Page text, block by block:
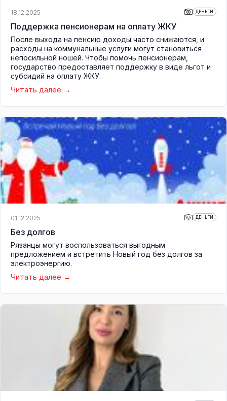
18.12.2025 ДЕНЬГИ
Поддержка пенсионерам на оплату ЖКУ
После выхода на пенсию доходы часто снижаются, и
расходы на коммунальные услуги могут становиться
непосильной ношей. Чтобы помочь пенсионерам,
государство предоставляет поддержку в виде льгот и
субсидий на оплату ЖКУ.
Читать далее
01.12.2025 ДЕНЬГИ
Без долгов
Рязанцы могут воспользоваться выгодным
предложением и встретить Новый год без долгов за
электроэнергию.
Читать далее